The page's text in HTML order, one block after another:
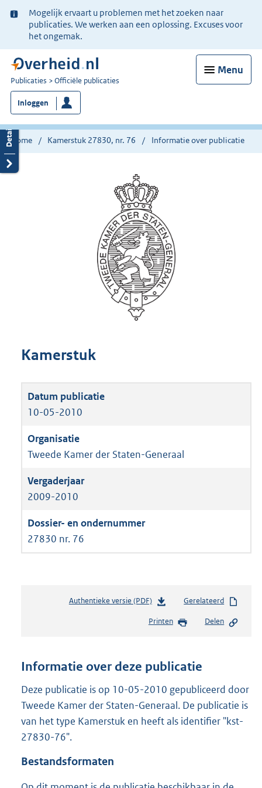
Ter
informatie:
Mogelijk ervaart u problemen met het zoeken naar
publicaties. We werken aan een oplossing. Excuses voor
het ongemak.
Menu
U
bent
nu
hier:
Publicaties Officiële publicaties
Inloggen
Home Kamerstuk 27830, nr. 76 Informatie over publicatie
Kamerstuk
10-05-2010
Tweede Kamer der Staten-Generaal
2009-2010
27830 nr. 76
Authentieke versie (PDF)b
s
n
s
r
o
:
Gerelateerd
Printen Delen
Informatie over deze publicatie
Deze publicatie is op 10-05-2010 gepubliceerd door
Tweede Kamer der Staten-Generaal. De publicatie is
van het type Kamerstuk en heeft als identifier "kst-
27830-76".
Bestandsformaten